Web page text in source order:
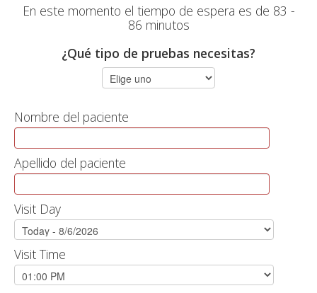
En este momento el tiempo de espera es de 83 -
86 minutos
¿Qué tipo de pruebas necesitas?
Nombre del paciente
Apellido del paciente
Visit Day
Visit Time